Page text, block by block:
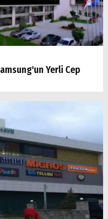
Yerli Cep